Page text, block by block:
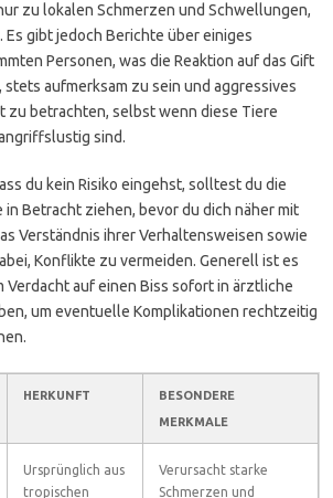
zu lokalen Schmerzen und Schwellungen,
gibt jedoch Berichte über einiges
Personen, was die Reaktion auf das Gift
stets aufmerksam zu sein und aggressives
zu betrachten, selbst wenn diese Tiere
sind.
du kein Risiko eingehst, solltest du die
Betracht ziehen, bevor du dich näher mit
Verständnis ihrer Verhaltensweisen sowie
Konflikte zu vermeiden. Generell ist es
Verdacht auf einen Biss sofort in ärztliche
um eventuelle Komplikationen rechtzeitig
HERKUNFT
BESONDERE
MERKMALE
Ursprünglich aus
tropischen
Verursacht starke
Schmerzen und